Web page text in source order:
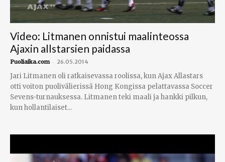
Video: Litmanen onnistui maalinteossa
Ajaxin allstarsien paidassa
Puoliaika.com - 26.05.2014
Jari Litmanen oli ratkaisevassa roolissa, kun Ajax Allastars
otti voiton puolivälierissä Hong Kongissa pelattavassa Soccer
Sevens-turnauksessa. Litmanen teki maali ja hankki pilkun,
kun hollantilaiset...